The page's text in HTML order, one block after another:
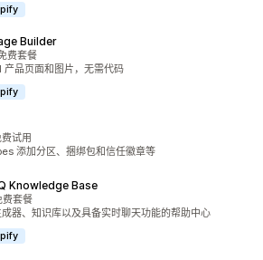
Builder
费套餐
产品页面和图片，无需代码
试用
添加分区、捆绑包和信任徽章等
Knowledge Base
费套餐
器、知识库以及具备实时聊天功能的帮助中心